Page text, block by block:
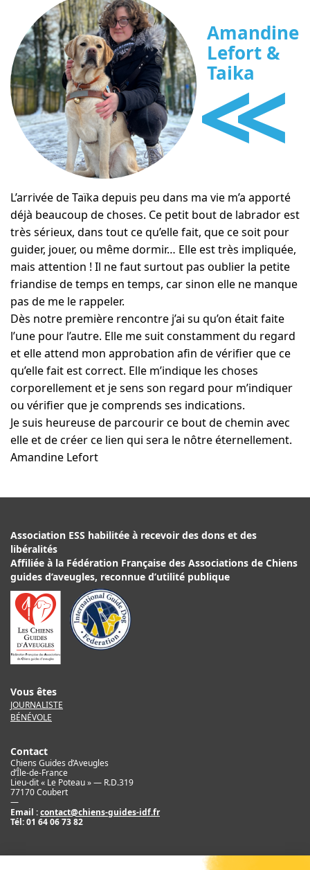
Amandine
Lefort &
Taika
<<
L’arrivée de Taïka depuis peu dans ma vie m’a apporté
déjà beaucoup de choses. Ce petit bout de labrador est
très sérieux, dans tout ce qu’elle fait, que ce soit pour
guider, jouer, ou même dormir… Elle est très impliquée,
mais attention ! Il ne faut surtout pas oublier la petite
friandise de temps en temps, car sinon elle ne manque
pas de me le rappeler.
Dès notre première rencontre j’ai su qu’on était faite
l’une pour l’autre. Elle me suit constamment du regard
et elle attend mon approbation afin de vérifier que ce
qu’elle fait est correct. Elle m’indique les choses
corporellement et je sens son regard pour m’indiquer
ou vérifier que je comprends ses indications.
Je suis heureuse de parcourir ce bout de chemin avec
elle et de créer ce lien qui sera le nôtre éternellement.
Amandine Lefort
Association ESS habilitée à recevoir des dons et des
libéralités
Affiliée à la Fédération Française des Associations de Chiens
guides d’aveugles, reconnue d’utilité publique
Vous êtes
JOURNALISTE
BÉNÉVOLE
Contact
Chiens Guides d’Aveugles
d’Île-de-France
Lieu-dit « Le Poteau » — R.D.319
77170 Coubert
—
Email :contact@chiens-guides-idf.fr
Tél:01 64 06 73 82